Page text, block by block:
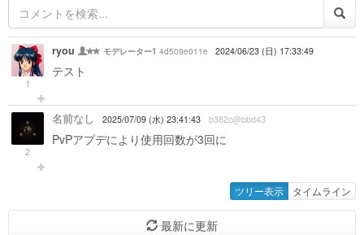
1
ryou モデレーター1 4d509e011e 2024/06/23 (日) 17:33:49
テスト
2
名前なし 2025/07/09 (水) 23:41:43 b382c@bbd43
PvPアプデにより使用回数が3回に
ツリー表示 タイムライン
最新に更新